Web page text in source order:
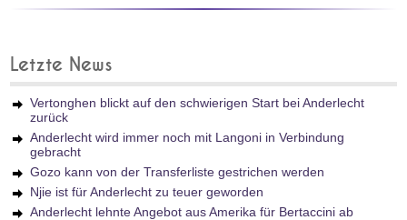
Letzte News
Vertonghen blickt auf den schwierigen Start bei Anderlecht
zurück
Anderlecht wird immer noch mit Langoni in Verbindung
gebracht
Gozo kann von der Transferliste gestrichen werden
Njie ist für Anderlecht zu teuer geworden
Anderlecht lehnte Angebot aus Amerika für Bertaccini ab